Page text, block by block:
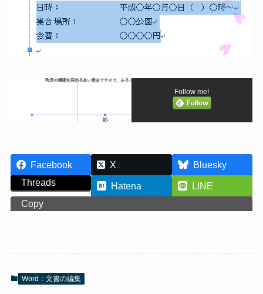
Follow me!
Facebook X
Bluesky
Threads
Hatena
LINE
Copy
Word：文書の編集